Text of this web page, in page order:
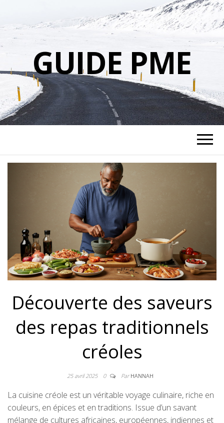
GUIDE PME
Découverte des saveurs
des repas traditionnels
créoles
25 avril 2025 0 ParHANNAH
La cuisine créole est un véritable voyage culinaire, riche en
couleurs, en épices et en traditions. Issue d’un savant
mélange de cultures africaines, européennes, indiennes et